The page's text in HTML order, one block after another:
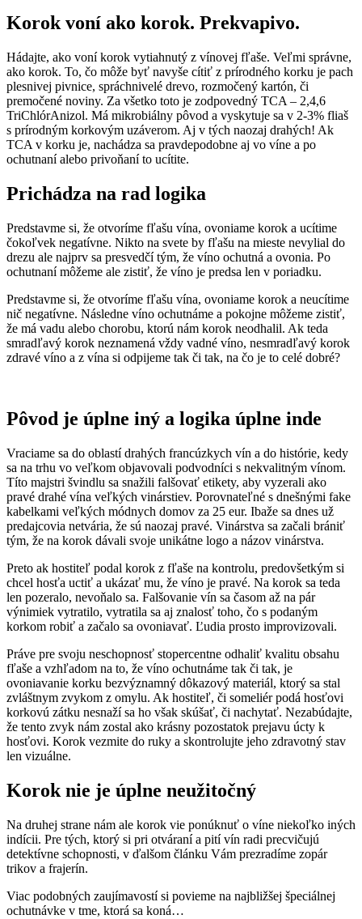
Korok voní ako korok. Prekvapivo.
Hádajte, ako voní korok vytiahnutý z vínovej fľaše. Veľmi správne,
ako korok. To, čo môže byť navyše cítiť z prírodného korku je pach
plesnivej pivnice, spráchnivelé drevo, rozmočený kartón, či
premočené noviny. Za všetko toto je zodpovedný TCA – 2,4,6
TriChlórAnizol. Má mikrobiálny pôvod a vyskytuje sa v 2-3% fliaš
s prírodným korkovým uzáverom. Aj v tých naozaj drahých! Ak
TCA v korku je, nachádza sa pravdepodobne aj vo víne a po
ochutnaní alebo privoňaní to ucítite.
Prichádza na rad logika
Predstavme si, že otvoríme fľašu vína, ovoniame korok a ucítime
čokoľvek negatívne. Nikto na svete by fľašu na mieste nevylial do
drezu ale najprv sa presvedčí tým, že víno ochutná a ovonia. Po
ochutnaní môžeme ale zistiť, že víno je predsa len v poriadku.
Predstavme si, že otvoríme fľašu vína, ovoniame korok a neucítime
nič negatívne. Následne víno ochutnáme a pokojne môžeme zistiť,
že má vadu alebo chorobu, ktorú nám korok neodhalil. Ak teda
smradľavý korok neznamená vždy vadné víno, nesmradľavý korok
zdravé víno a z vína si odpijeme tak či tak, na čo je to celé dobré?
Pôvod je úplne iný a logika úplne inde
Vraciame sa do oblastí drahých francúzkych vín a do histórie, kedy
sa na trhu vo veľkom objavovali podvodníci s nekvalitným vínom.
Títo majstri švindlu sa snažili falšovať etikety, aby vyzerali ako
pravé drahé vína veľkých vinárstiev. Porovnateľné s dnešnými fake
kabelkami veľkých módnych domov za 25 eur. Ibaže sa dnes už
predajcovia netvária, že sú naozaj pravé. Vinárstva sa začali brániť
tým, že na korok dávali svoje unikátne logo a názov vinárstva.
Preto ak hostiteľ podal korok z fľaše na kontrolu, predovšetkým si
chcel hosťa uctiť a ukázať mu, že víno je pravé. Na korok sa teda
len pozeralo, nevoňalo sa. Falšovanie vín sa časom až na pár
výnimiek vytratilo, vytratila sa aj znalosť toho, čo s podaným
korkom robiť a začalo sa ovoniavať. Ľudia prosto improvizovali.
Práve pre svoju neschopnosť stopercentne odhaliť kvalitu obsahu
fľaše a vzhľadom na to, že víno ochutnáme tak či tak, je
ovoniavanie korku bezvýznamný dôkazový materiál, ktorý sa stal
zvláštnym zvykom z omylu. Ak hostiteľ, či someliér podá hosťovi
korkovú zátku nesnaží sa ho však skúšať, či nachytať. Nezabúdajte,
že tento zvyk nám zostal ako krásny pozostatok prejavu úcty k
hosťovi. Korok vezmite do ruky a skontrolujte jeho zdravotný stav
len vizuálne.
Korok nie je úplne neužitočný
Na druhej strane nám ale korok vie ponúknuť o víne niekoľko iných
indícii. Pre tých, ktorý si pri otváraní a pití vín radi precvičujú
detektívne schopnosti, v ďalšom článku Vám prezradíme zopár
trikov a frajerín.
Viac podobných zaujímavostí si povieme na najbližšej špeciálnej
ochutnávke v tme, ktorá sa koná…